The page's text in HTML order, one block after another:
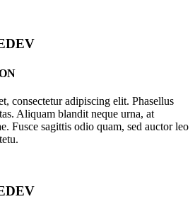
consectetur adipiscing elit. Phasellus
Aliquam blandit neque urna, at
Fusce sagittis odio quam, sed auctor leo